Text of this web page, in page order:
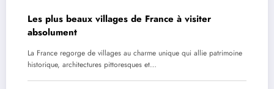
Les plus beaux villages de France à visiter
absolument
La France regorge de villages au charme unique qui allie patrimoine
historique, architectures pittoresques et…